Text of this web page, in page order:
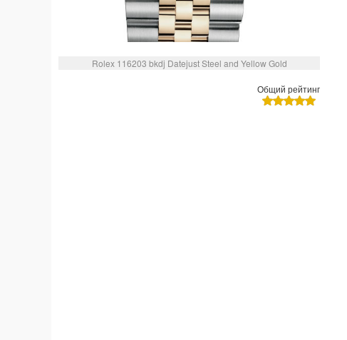
Rolex 116203 bkdj Datejust Steel and Yellow Gold
Общий рейтинг